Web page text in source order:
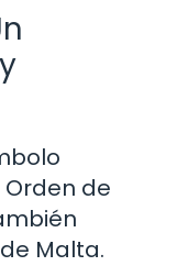
de
Malta.